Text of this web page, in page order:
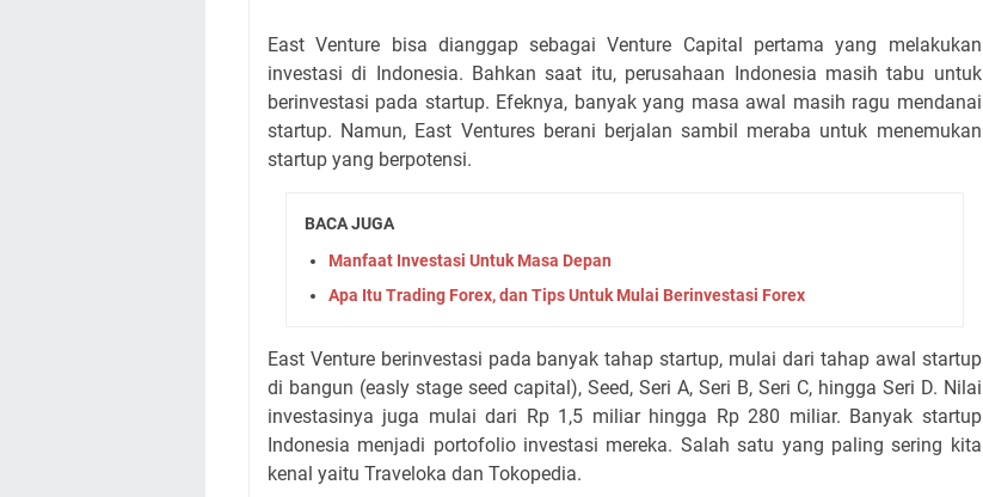
East Venture bisa dianggap sebagai Venture Capital pertama yang melakukan
investasi di Indonesia. Bahkan saat itu, perusahaan Indonesia masih tabu untuk
berinvestasi pada startup. Efeknya, banyak yang masa awal masih ragu mendanai
startup. Namun, East Ventures berani berjalan sambil meraba untuk menemukan
startup yang berpotensi.
BACA JUGA
Manfaat Investasi Untuk Masa Depan
Apa Itu Trading Forex, dan Tips Untuk Mulai Berinvestasi Forex
East Venture berinvestasi pada banyak tahap startup, mulai dari tahap awal startup
di bangun (easly stage seed capital), Seed, Seri A, Seri B, Seri C, hingga Seri D. Nilai
investasinya juga mulai dari Rp 1,5 miliar hingga Rp 280 miliar. Banyak startup
Indonesia menjadi portofolio investasi mereka. Salah satu yang paling sering kita
kenal yaitu Traveloka dan Tokopedia.